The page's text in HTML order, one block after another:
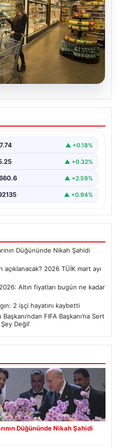
zaman
TÜİK mart ayı
▲ +0.18%
▲ +0.32%
▲ +2.59%
▲ +0.94%
Düğününde Nikah Şahidi
2026 TÜİK mart ayı
Altın fiyatları bugün ne kadar
2 işçi hayatını kaybetti
FIFA Başkanı’na Sert
Değil’
Düğününde Nikah Şahidi